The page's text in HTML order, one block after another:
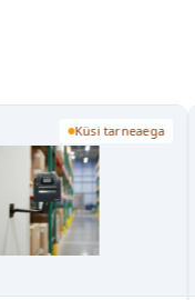
Küsi tarneaega